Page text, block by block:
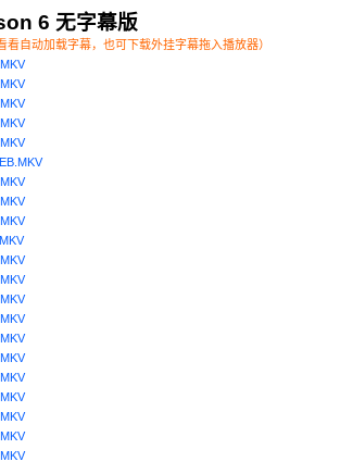
6 无字幕版
看自动加载字幕，也可下载外挂字幕拖入播放器）